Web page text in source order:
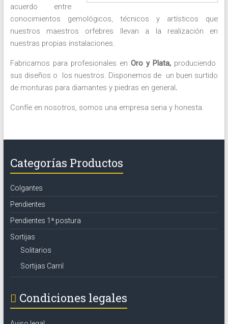
acuerdo entre
conocimientos gemológicos, técnicos y artísticos que
nuestros maestros orfebres llevan a la realización en
nuestras propias instalaciones.
Fabricamos para profesionales enOro y Plata, produciendo
sus diseños o los nuestros. Disponemos de un buen surtido
de monturas para diamantes y piedras en general.
Confíe en nosotros, somos una empresa seria y honesta.
Categorías Productos
Colgantes
Pendientes
Pendientes 1ª postura
Sortijas
Solitarios
Sortijas Carril
Condiciones legales